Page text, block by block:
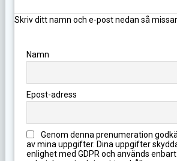
Skriv ditt namn och e-post nedan så
Namn
Epost-adress
Genom denna prenumeration
av mina uppgifter. Dina uppgifter
enlighet med GDPR och används enbart